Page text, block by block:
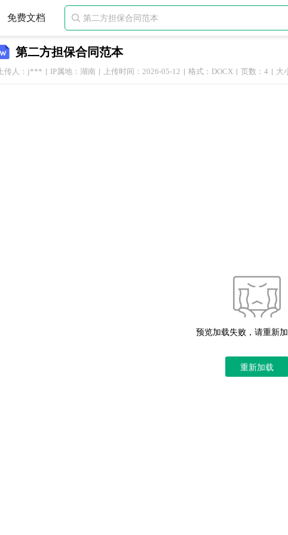
免费文档 
第二方担保合同范本
上传人：j*** IP属地：湖南 上传时间：2026-05-12 格式：DOCX 页数：4 大
预览加载失败，请重新
重新加载